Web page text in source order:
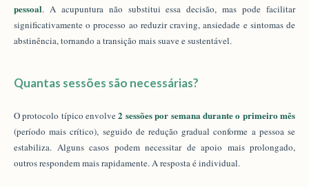
pessoal. A acupuntura não substitui essa decisão, mas pode facilitar
significativamente o processo ao reduzir craving, ansiedade e sintomas de
abstinência, tornando a transição mais suave e sustentável.
Quantas sessões são necessárias?
O protocolo típico envolve2 sessões por semana durante o primeiro mês
(período mais crítico), seguido de redução gradual conforme a pessoa se
estabiliza. Alguns casos podem necessitar de apoio mais prolongado,
outros respondem mais rapidamente. A resposta é individual.